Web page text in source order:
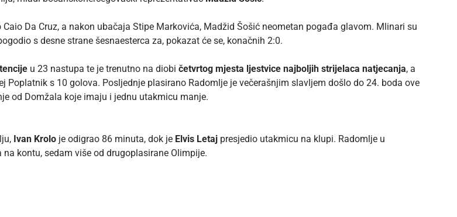
Da Cruz, a nakon ubačaja Stipe Markovića, Madžid Šošić neometan pogađa glavom. Mlinari su
s desne strane šesnaesterca za, pokazat će se, konačnih 2:0.
u 23 nastupa te je trenutno na diobi četvrtog mjesta ljestvice najboljih strijelaca natjecanja, a
Poplatnik s 10 golova. Posljednje plasirano Radomlje je večerašnjim slavljem došlo do 24. boda ove
od Domžala koje imaju i jednu utakmicu manje.
Ivan Krolo je odigrao 86 minuta, dok je Elvis Letaj presjedio utakmicu na klupi. Radomlje u
kontu, sedam više od drugoplasirane Olimpije.